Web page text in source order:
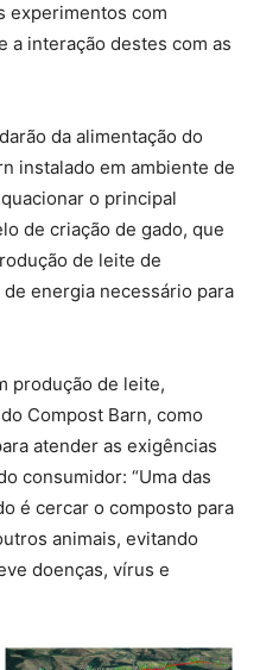
experimentos com
a interação destes com as
da alimentação do
instalado em ambiente de
o principal
de criação de gado, que
de leite de
energia necessário para
produção de leite,
Compost Barn, como
atender as exigências
consumidor: “Uma das
é cercar o composto para
animais, evitando
doenças, vírus e